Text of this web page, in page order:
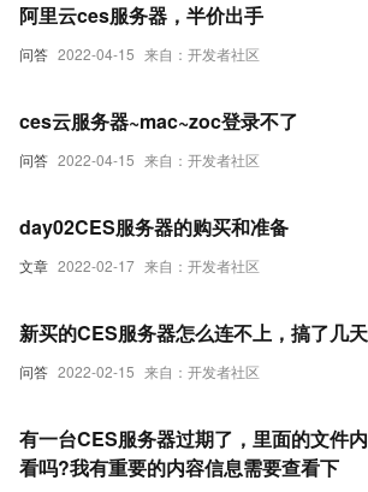
问答 2022-04-15 来自：开发者社区
阿里云ces服务器，半价出手
问答 2022-04-15 来自：开发者社区
ces云服务器~mac~zoc登录不了
文章 2022-02-17 来自：开发者社区
day02CES服务器的购买和准备
问答 2022-02-15 来自：开发者社区
新买的CES服务器怎么连不上，搞了几
有一台CES服务器过期了，里面的文件
看吗?我有重要的内容信息需要查看下